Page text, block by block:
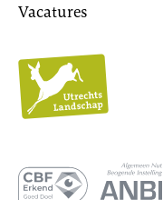
Vacatures